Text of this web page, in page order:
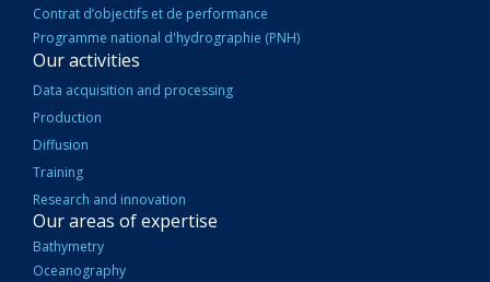
Contrat d’objectifs et de performance
Programme national d'hydrographie (PNH)
Our activities
Data acquisition and processing
Production
Diffusion
Training
Research and innovation
Our areas of expertise
Bathymetry
Oceanography